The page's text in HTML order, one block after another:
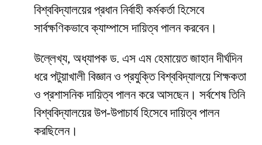
বিশ্ববিদ্যালয়ের প্রধান নির্বাহী কর্মকর্তা হিসেবে
সার্বক্ষণিকভাবে ক্যাম্পাসে দায়িত্ব পালন করবেন।
উল্লেখ্য, অধ্যাপক ড. এস এম হেমায়েত জাহান দীর্ঘদিন
ধরে পটুয়াখালী বিজ্ঞান ও প্রযুক্তি বিশ্ববিদ্যালয়ে শিক্ষকতা
ও প্রশাসনিক দায়িত্ব পালন করে আসছেন। সর্বশেষ তিনি
বিশ্ববিদ্যালয়ের উপ-উপাচার্য হিসেবে দায়িত্ব পালন
করছিলেন।